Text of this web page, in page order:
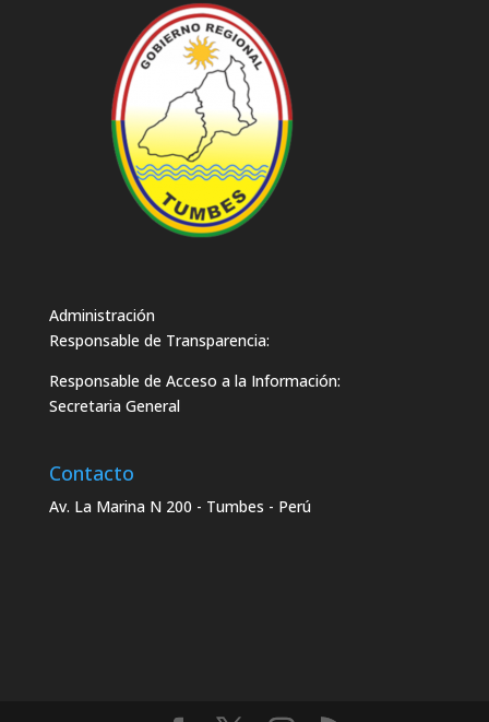
Administración
Responsable de Transparencia:
Responsable de Acceso a la Información:
Secretaria General
Contacto
Av. La Marina N 200 - Tumbes - Perú